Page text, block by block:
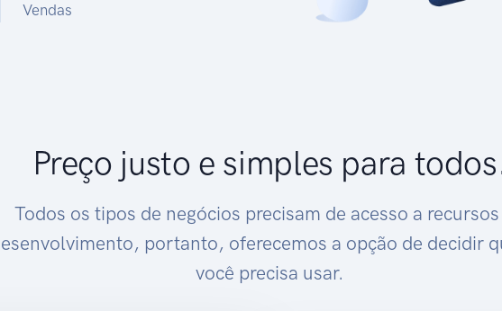
Vendas
Preço justo e simples para
Todos os tipos de negócios precisam de acesso a
portanto, oferecemos a opção de decidir
você precisa usar.